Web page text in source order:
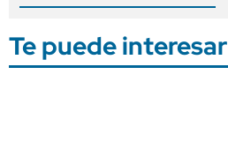
Te puede interesar